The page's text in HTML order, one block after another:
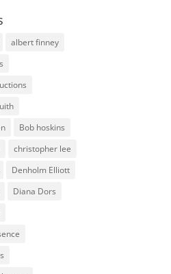
albert finney
Bob hoskins
christopher lee
Denholm Elliott
Diana Dors